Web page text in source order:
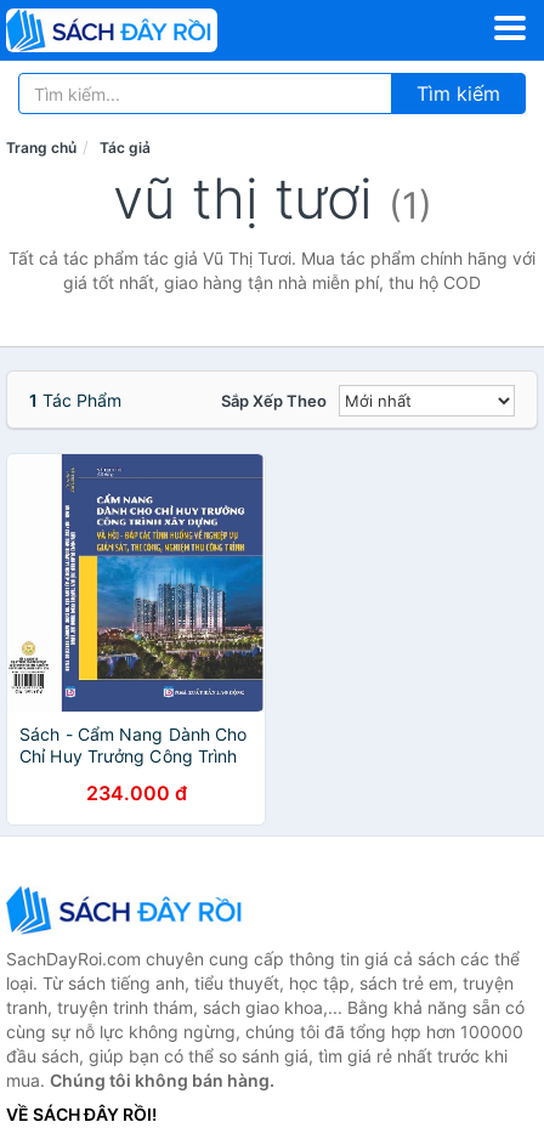
Tìm kiếm
Trang chủ Tác giả
vũ thị tươi (1)
Tất cả tác phẩm tác giả Vũ Thị Tươi. Mua tác phẩm chính hãng với
giá tốt nhất, giao hàng tận nhà miễn phí, thu hộ COD
1 Tác Phẩm Sắp Xếp Theo
Sách - Cẩm Nang Dành Cho
Chỉ Huy Trưởng Công Trình
Tình Huống Về Nghiệp Vụ
Giám Sát, Thi Công
234.000 đ
SachDayRoi.com chuyên cung cấp thông tin giá cả sách các thể
loại. Từ sách tiếng anh, tiểu thuyết, học tập, sách trẻ em, truyện
tranh, truyện trinh thám, sách giao khoa,... Bằng khả năng sẵn có
cùng sự nỗ lực không ngừng, chúng tôi đã tổng hợp hơn 100000
đầu sách, giúp bạn có thể so sánh giá, tìm giá rẻ nhất trước khi
mua. Chúng tôi không bán hàng.
VỀ SÁCH ĐÂY RỒI!